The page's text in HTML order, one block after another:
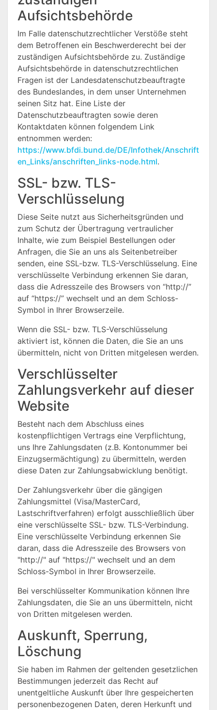
Aufsichtsbehörde
Im Falle datenschutzrechtlicher Verstöße steht
dem Betroffenen ein Beschwerderecht bei der
zuständigen Aufsichtsbehörde zu. Zuständige
Aufsichtsbehörde in datenschutzrechtlichen
Fragen ist der Landesdatenschutzbeauftragte
des Bundeslandes, in dem unser Unternehmen
seinen Sitz hat. Eine Liste der
Datenschutzbeauftragten sowie deren
Kontaktdaten können folgendem Link
entnommen werden:
https://www.bfdi.bund.de/DE/Infothek/Anschrift
en_Links/anschriften_links-node.html.
SSL- bzw. TLS-
Verschlüsselung
Diese Seite nutzt aus Sicherheitsgründen und
zum Schutz der Übertragung vertraulicher
Inhalte, wie zum Beispiel Bestellungen oder
Anfragen, die Sie an uns als Seitenbetreiber
senden, eine SSL-bzw. TLS-Verschlüsselung. Eine
verschlüsselte Verbindung erkennen Sie daran,
dass die Adresszeile des Browsers von “http://”
auf “https://” wechselt und an dem Schloss-
Symbol in Ihrer Browserzeile.
Wenn die SSL- bzw. TLS-Verschlüsselung
aktiviert ist, können die Daten, die Sie an uns
übermitteln, nicht von Dritten mitgelesen werden.
Verschlüsselter
Zahlungsverkehr auf dieser
Website
Besteht nach dem Abschluss eines
kostenpflichtigen Vertrags eine Verpflichtung,
uns Ihre Zahlungsdaten (z.B. Kontonummer bei
Einzugsermächtigung) zu übermitteln, werden
diese Daten zur Zahlungsabwicklung benötigt.
Der Zahlungsverkehr über die gängigen
Zahlungsmittel (Visa/MasterCard,
Lastschriftverfahren) erfolgt ausschließlich über
eine verschlüsselte SSL- bzw. TLS-Verbindung.
Eine verschlüsselte Verbindung erkennen Sie
daran, dass die Adresszeile des Browsers von
"http://" auf "https://" wechselt und an dem
Schloss-Symbol in Ihrer Browserzeile.
Bei verschlüsselter Kommunikation können Ihre
Zahlungsdaten, die Sie an uns übermitteln, nicht
von Dritten mitgelesen werden.
Auskunft, Sperrung,
Löschung
Sie haben im Rahmen der geltenden gesetzlichen
Bestimmungen jederzeit das Recht auf
unentgeltliche Auskunft über Ihre gespeicherten
personenbezogenen Daten, deren Herkunft und